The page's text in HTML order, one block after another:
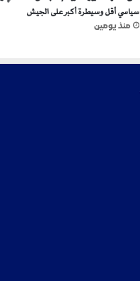
سياسي أقل وسيطرة أكبر على الجيش
منذ يومين